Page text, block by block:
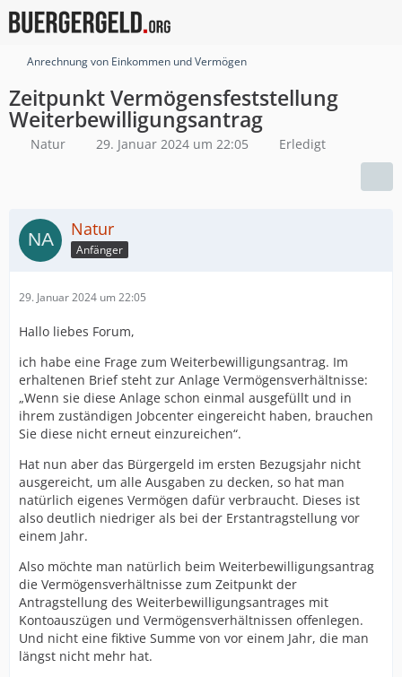
Anrechnung von Einkommen und Vermögen
Zeitpunkt Vermögensfeststellung
Weiterbewilligungsantrag
Natur 29. Januar 2024 um 22:05 Erledigt
Natur
Anfänger
29. Januar 2024 um 22:05
Hallo liebes Forum,
ich habe eine Frage zum Weiterbewilligungsantrag. Im
erhaltenen Brief steht zur Anlage Vermögensverhältnisse:
„Wenn sie diese Anlage schon einmal ausgefüllt und in
ihrem zuständigen Jobcenter eingereicht haben, brauchen
Sie diese nicht erneut einzureichen“.
Hat nun aber das Bürgergeld im ersten Bezugsjahr nicht
ausgereicht, um alle Ausgaben zu decken, so hat man
natürlich eigenes Vermögen dafür verbraucht. Dieses ist
also deutlich niedriger als bei der Erstantragstellung vor
einem Jahr.
Also möchte man natürlich beim Weiterbewilligungsantrag
die Vermögensverhältnisse zum Zeitpunkt der
Antragstellung des Weiterbewilligungsantrages mit
Kontoauszügen und Vermögensverhältnissen offenlegen.
Und nicht eine fiktive Summe von vor einem Jahr, die man
längst nicht mehr hat.